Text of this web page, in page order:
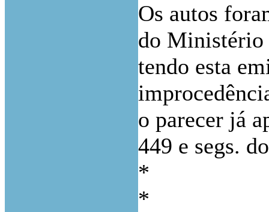
Os autos
do Ministério
tendo esta
o parecer já
449 e segs.
*
*